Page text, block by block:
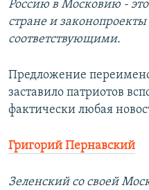
Россию в Московию -
стране и
соответствующими.
Предложение
заставило патриотов
фактически любая
Григорий Пернавский
Зеленский со своей